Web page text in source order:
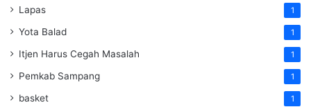
Lapas 1
Yota Balad 1
Itjen Harus Cegah Masalah 1
Pemkab Sampang 1
basket 1